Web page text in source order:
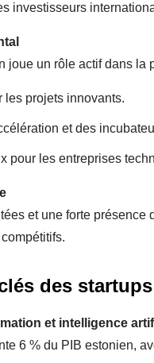
investisseurs
joue un rôle actif dans la
les projets innovants.
et des
pour les entreprises
et une forte
des
et intelligence
6 % du PIB estonien,